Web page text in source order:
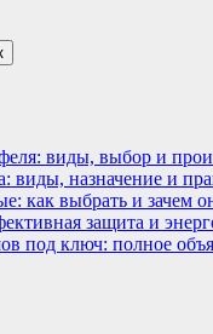
виды, выбор и
виды, назначение и
как выбрать и зачем
защита и
под ключ: полное